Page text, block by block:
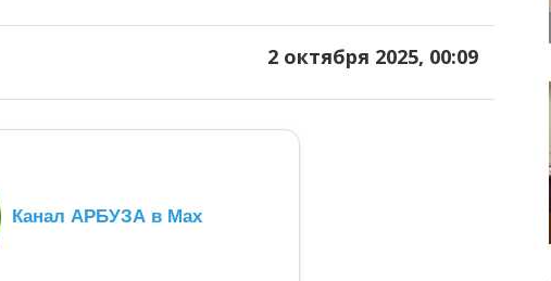
2 октября 2025, 00:09
Канал АРБУЗА в Max